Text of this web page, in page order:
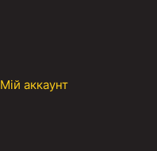
Мій аккаунт